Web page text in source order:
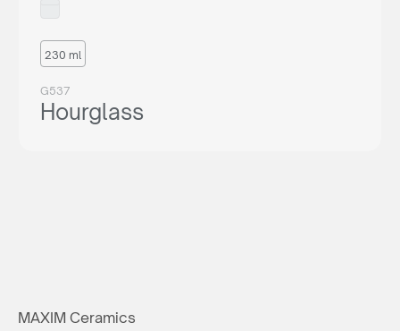
230 ml
G537
Hourglass
MAXIM Ceramics